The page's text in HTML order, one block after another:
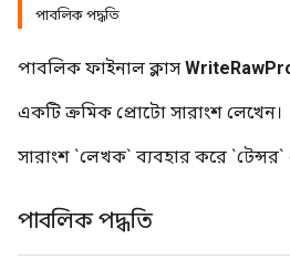
পাবলিক পদ্ধতি
পাবলিক ফাইনাল ক্লাস
একটি ক্রমিক প্রোটো সারাংশ লেখেন।
সারাংশ `লেখক` ব্যবহার করে
পাবলিক পদ্ধতি